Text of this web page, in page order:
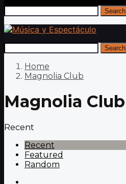
Search
Search
Home
Magnolia Club
Magnolia Club
Recent
Recent
Featured
Random